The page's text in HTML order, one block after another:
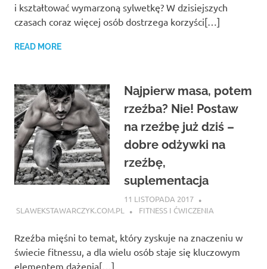
i kształtować wymarzoną sylwetkę? W dzisiejszych
czasach coraz więcej osób dostrzega korzyści[…]
READ MORE
Najpierw masa, potem
rzeźba? Nie! Postaw
na rzeźbę już dziś –
dobre odżywki na
rzeźbę,
suplementacja
11 LISTOPADA 2017
SLAWEKSTAWARCZYK.COM.PL
FITNESS I ĆWICZENIA
Rzeźba mięśni to temat, który zyskuje na znaczeniu w
świecie fitnessu, a dla wielu osób staje się kluczowym
elementem dążenia[…]